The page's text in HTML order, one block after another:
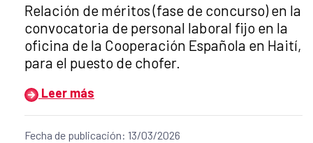
Título del anuncio:
Relación de méritos (fase de concurso) en la
convocatoria de personal laboral fijo en la
oficina de la Cooperación Española en Haití,
para el puesto de chofer.
Leer más
Fecha de publicación: 13/03/2026